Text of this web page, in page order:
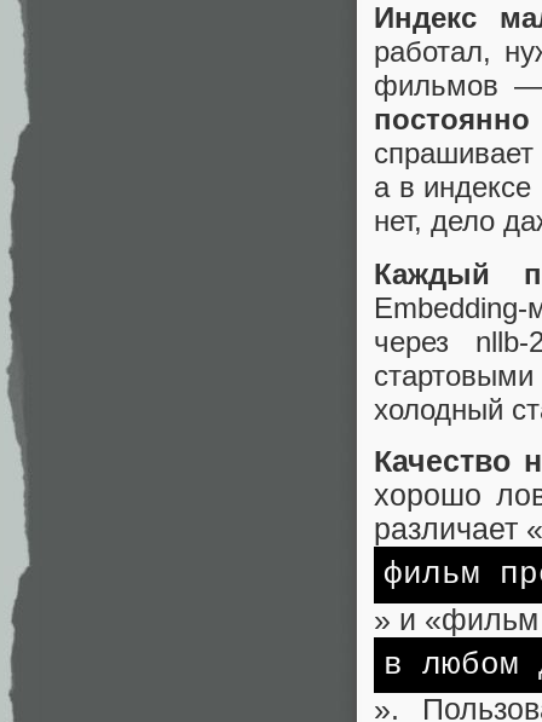
Индекс
работал,
фильмов
постоянно
а в
нет, дело
Каждый
через
холодный
Качество
хорошо
различает «
фильм
» и
в любом
».